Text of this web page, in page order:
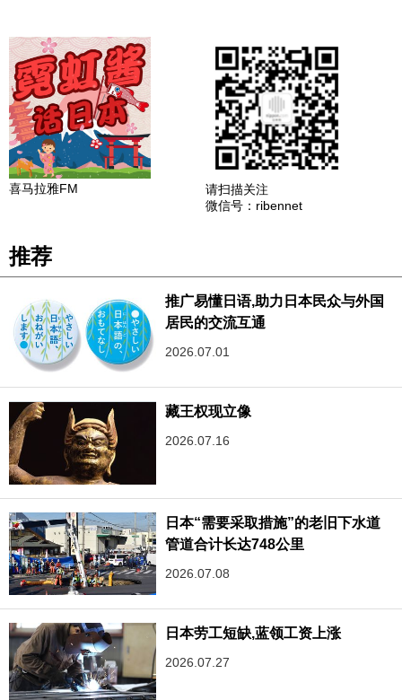
喜马拉雅FM
请扫描关注
微信号：ribennet
推荐
推广易懂日语,助力日本民众与外国
居民的交流互通
2026.07.01
藏王权现立像
2026.07.16
日本“需要采取措施”的老旧下水道
管道合计长达748公里
2026.07.08
日本劳工短缺,蓝领工资上涨
2026.07.27